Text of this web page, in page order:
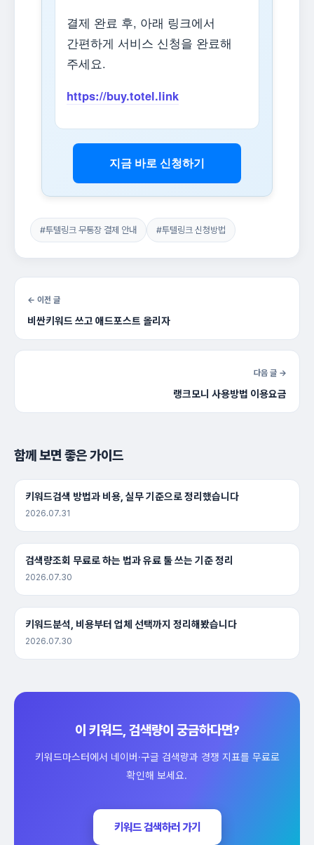
결제 완료 후, 아래 링크에서
간편하게 서비스 신청을 완료해
주세요.
https://buy.totel.link
지금 바로 신청하기
#투텔링크 무통장 결제 안내 #투텔링크 신청방법
← 이전 글
비싼키워드 쓰고 애드포스트 올리자
다음 글 →
랭크모니 사용방법 이용요금
함께 보면 좋은 가이드
키워드검색 방법과 비용, 실무 기준으로 정리했습니다
2026.07.31
검색량조회 무료로 하는 법과 유료 툴 쓰는 기준 정리
2026.07.30
키워드분석, 비용부터 업체 선택까지 정리해봤습니다
2026.07.30
이 키워드, 검색량이 궁금하다면?
키워드마스터에서 네이버·구글 검색량과 경쟁 지표를 무료로
확인해 보세요.
키워드 검색하러 가기